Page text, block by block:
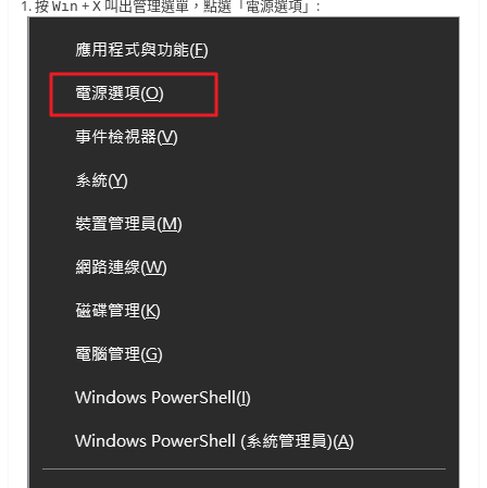
1. 按 Win + X叫出管理選單，點選「電源選項」: